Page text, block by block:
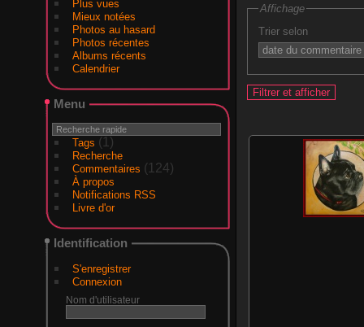
Plus vues
Mieux notées
Photos au hasard
Photos récentes
Albums récents
Calendrier
Menu
Tags (1)
Recherche
Commentaires (124)
À propos
Notifications RSS
Livre d'or
Identification
S'enregistrer
Connexion
Nom d'utilisateur
Affichage
Trier selon